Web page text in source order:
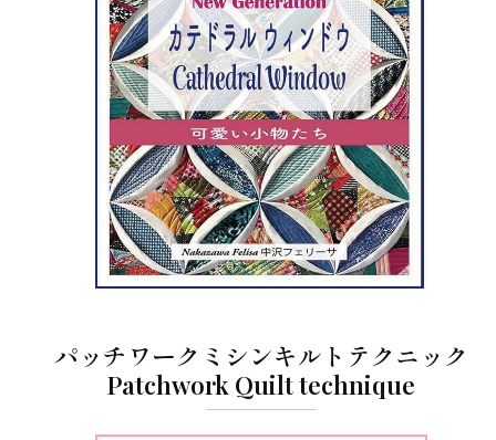
パッチワークミシンキルトテクニック
Patchwork Quilt technique